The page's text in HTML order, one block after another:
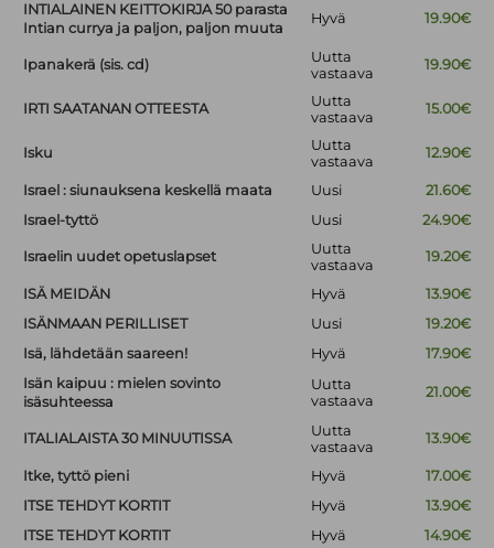
INTIALAINEN KEITTOKIRJA 50 parasta
Intian currya ja paljon, paljon muuta
Hyvä 19.90€
Ipanakerä (sis. cd)
Uutta
vastaava
19.90€
IRTI SAATANAN OTTEESTA
Uutta
vastaava
15.00€
Isku
Uutta
vastaava
12.90€
Israel : siunauksena keskellä maata Uusi
21.60€
Israel-tyttö
Uusi 24.90€
Israelin uudet opetuslapset
Uutta
vastaava
19.20€
ISÄ MEIDÄN Hyvä
13.90€
ISÄNMAAN PERILLISET
Uusi
19.20€
Isä, lähdetään saareen!
Hyvä
17.90€
Isän kaipuu : mielen sovinto
isäsuhteessa
Uutta
vastaava
21.00€
ITALIALAISTA 30 MINUUTISSA
Uutta
vastaava
13.90€
Itke, tyttö pieni Hyvä
17.00€
ITSE TEHDYT KORTIT
Hyvä
13.90€
ITSE TEHDYT KORTIT
Hyvä
14.90€